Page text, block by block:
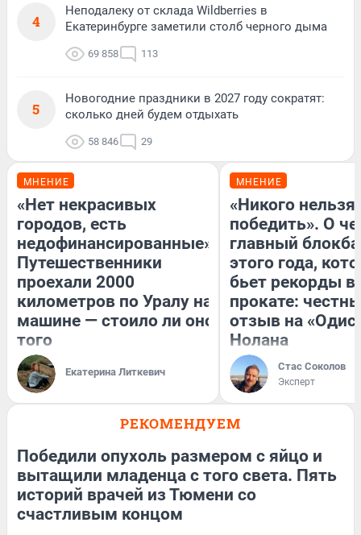
4
Неподалеку от склада Wildberries в
Екатеринбурге заметили столб черного дыма
69 858 113
5
Новогодние праздники в 2027 году сократят:
сколько дней будем отдыхать
58 846 29
МНЕНИЕ
«Нет некрасивых
городов, есть
недофинансированные».
Путешественники
проехали 2000
километров по Уралу на
машине — стоило ли оно
того
Екатерина Литкевич
МНЕНИЕ
«Никого нельзя
победить». О
главный
этого года,
бьет рекорды в
прокате:
отзыв на
Нолана
Стас Соколов
Эксперт
РЕКОМЕНДУЕМ
Победили опухоль размером с яйцо и
вытащили младенца с того света. Пять
историй врачей из Тюмени со
счастливым концом